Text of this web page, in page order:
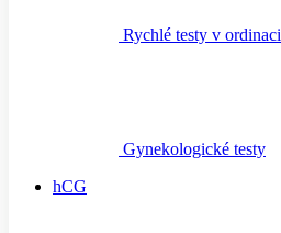
Rychlé testy v ordinaci
Gynekologické testy
hCG